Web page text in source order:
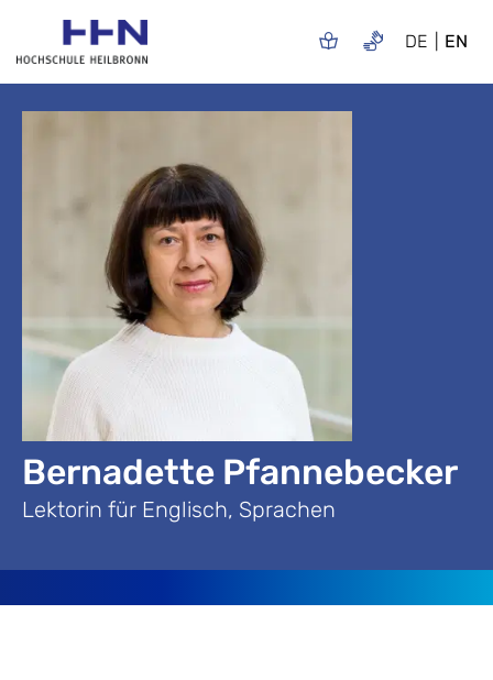
DE EN
Bernadette Pfannebecker
Lektorin für Englisch, Sprachen